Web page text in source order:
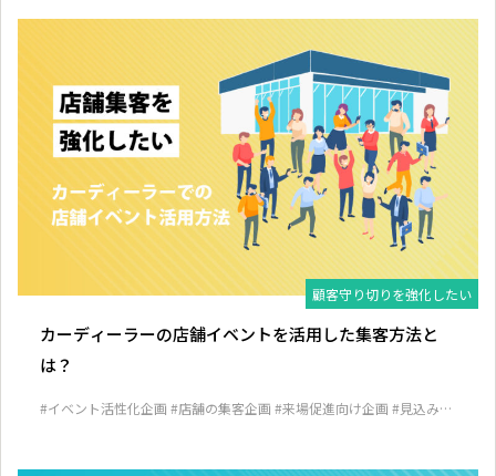
顧客守り切りを強化したい
カーディーラーの店舗イベントを活用した集客方法と
は？
#イベント活性化企画 #店舗の集客企画 #来場促進向け企画 #見込み客